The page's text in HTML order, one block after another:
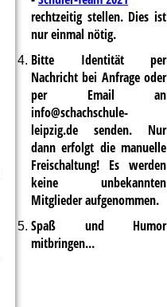
rechtzeitig stellen. Dies ist
nur einmal nötig.
Bitte Identität per
Nachricht bei Anfrage oder
per Email an
info@schachschule-
leipzig.de senden. Nur
dann erfolgt die manuelle
Freischaltung! Es werden
keine unbekannten
Mitglieder aufgenommen.
Spaß und Humor
mitbringen...